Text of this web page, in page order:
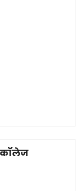
कॉलेज